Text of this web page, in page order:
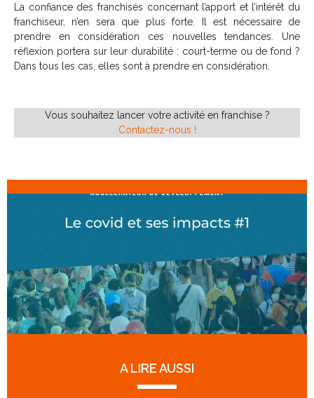
La confiance des franchisés concernant l’apport et l’intérêt du
franchiseur, n’en sera que plus forte. Il est nécessaire de
prendre en considération ces nouvelles tendances. Une
réflexion portera sur leur durabilité : court-terme ou de fond ?
Dans tous les cas, elles sont à prendre en considération.
Vous souhaitez lancer votre activité en franchise ?
Contactez-nous !
A LIRE AUSSI